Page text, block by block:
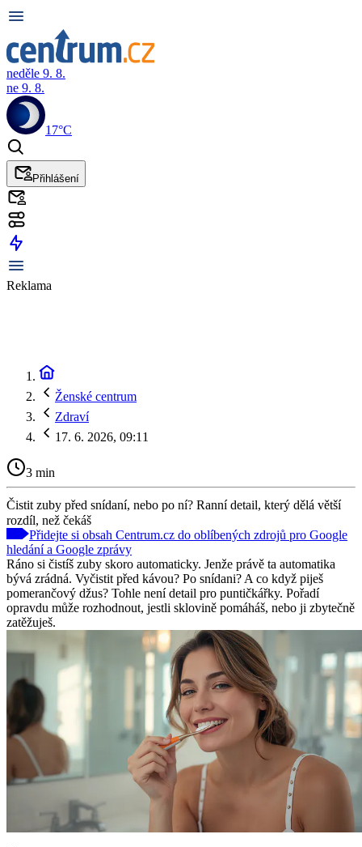
neděle 9. 8.
ne 9. 8.
17°C
Přihlášení
Reklama
Ženské centrum
Zdraví
17. 6. 2026, 09:11
3 min
Čistit zuby před snídaní, nebo po ní? Ranní detail, který dělá větší
rozdíl, než čekáš
Přidejte si obsah Centrum.cz do oblíbených zdrojů pro Google
hledání a Google zprávy
Ráno si čistíš zuby skoro automaticky. Jenže právě ta automatika
bývá zrádná. Vyčistit před kávou? Po snídani? A co když piješ
pomerančový džus? Tohle není detail pro puntičkářky. Pořadí
opravdu může rozhodnout, jestli sklovině pomáháš, nebo ji zbytečně
zatěžuješ.